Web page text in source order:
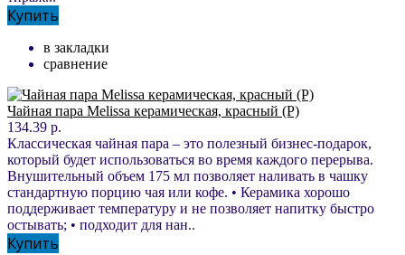
Купить
в закладки
сравнение
Чайная пара Melissa керамическая, красный (Р)
134.39 р.
Классическая чайная пара – это полезный бизнес-подарок,
который будет использоваться во время каждого перерыва.
Внушительный объем 175 мл позволяет наливать в чашку
стандартную порцию чая или кофе. • Керамика хорошо
поддерживает температуру и не позволяет напитку быстро
остывать; • подходит для нан..
Купить